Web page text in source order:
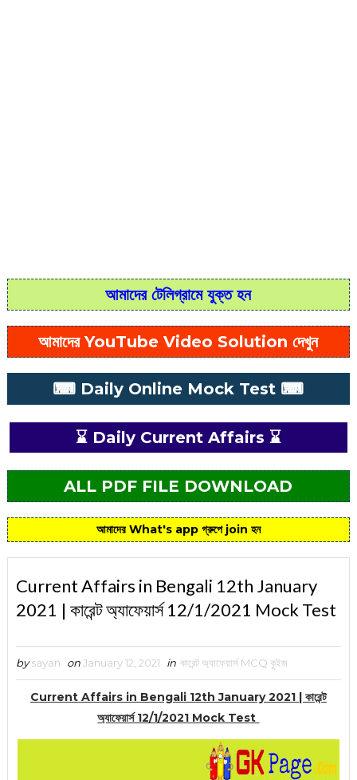
আমাদের টেলিগ্রামে যুক্ত হন
আমাদের YouTube Video Solution দেখুন
⌨ Daily Online Mock Test ⌨
⌛ Daily Current Affairs ⌛
ALL PDF FILE DOWNLOAD
আমাদের What's app গ্রুপে join হন
Current Affairs in Bengali 12th January
2021 | কারেন্ট অ্যাফেয়ার্স 12/1/2021 Mock Test
by sayan onJanuary 12, 2021 in কারেন্ট অ্যাফেয়ার্স MCQ কুইজ
Current Affairs in Bengali 12th January 2021 | কারেন্ট
অ্যাফেয়ার্স 12/1/2021 Mock Test